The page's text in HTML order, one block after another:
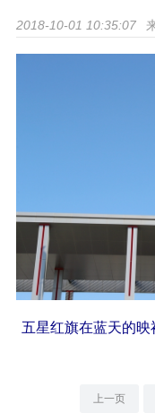
2018-10-01 10:35:07
五星红旗在蓝天的
上一页